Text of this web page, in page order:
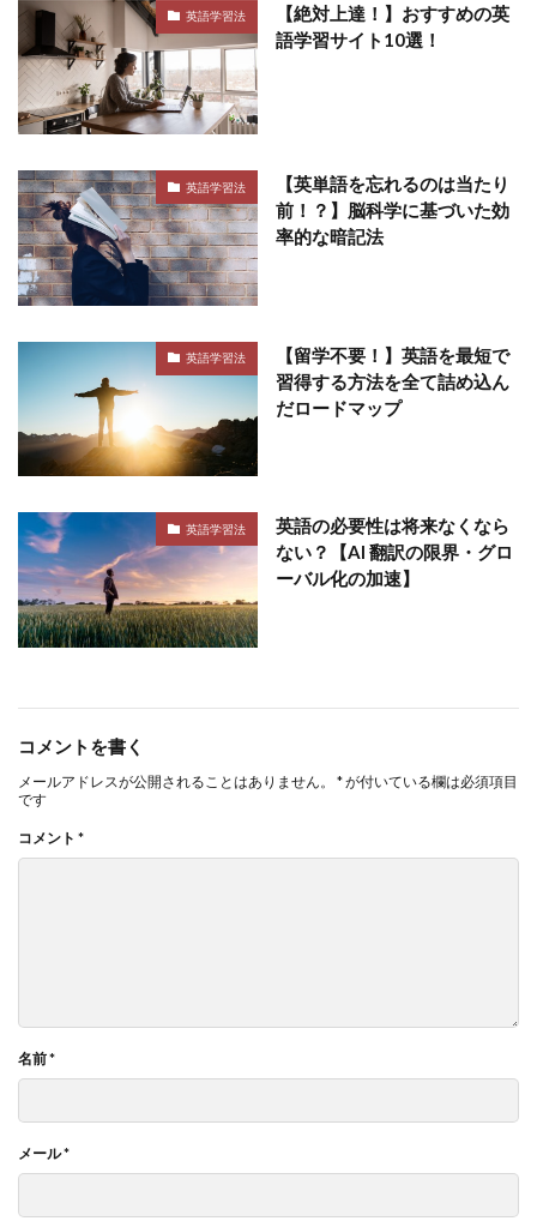
英語学習法
【絶対上達！】おすすめの英
語学習サイト10選！
英語学習法
【英単語を忘れるのは当たり
前！？】脳科学に基づいた効
率的な暗記法
英語学習法
【留学不要！】英語を最短で
習得する方法を全て詰め込ん
だロードマップ
英語学習法
英語の必要性は将来なくなら
ない？【AI 翻訳の限界・グロ
ーバル化の加速】
コメントを書く
メールアドレスが公開されることはありません。 *が付いている欄は必須項目
です
コメント *
名前*
メール*